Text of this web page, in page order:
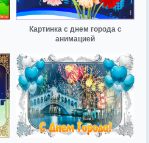
Картинка с днем города с
анимацией